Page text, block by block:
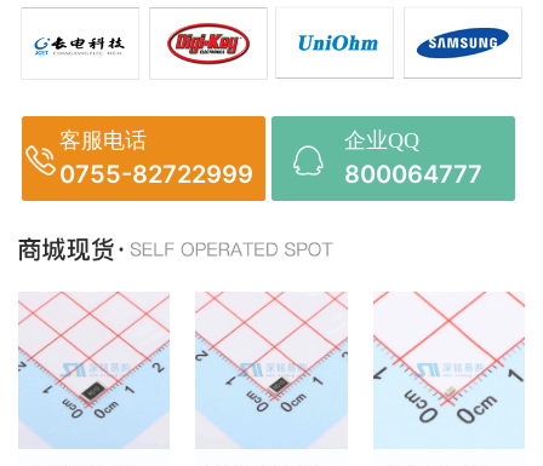
客服电话
0755-82722999
企业QQ
800064777